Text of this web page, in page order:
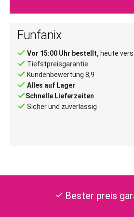
Funfanix
done Vor 15:00 Uhr bestellt, heute
done Tiefstpreisgarantie
done Kundenbewertung 8,9
done Alles auf Lager
doneSchnelle Lieferzeiten
done Sicher und zuverlässig
check Bester preis